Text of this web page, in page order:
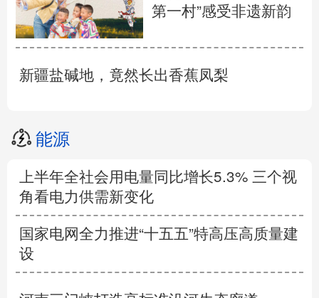
第一村”感受非遗新韵
新疆盐碱地，竟然长出香蕉凤梨
能源
上半年全社会用电量同比增长5.3% 三个视
角看电力供需新变化
国家电网全力推进“十五五”特高压高质量建
设